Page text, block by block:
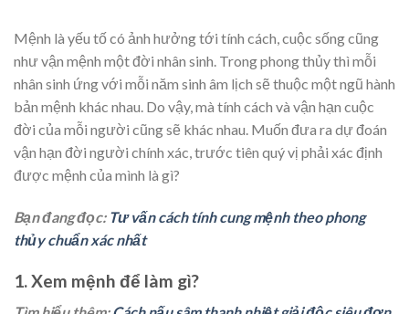
Mệnh là yếu tố có ảnh hưởng tới tính cách, cuộc sống cũng
như vận mệnh một đời nhân sinh. Trong phong thủy thì mỗi
nhân sinh ứng với mỗi năm sinh âm lịch sẽ thuộc một ngũ hành
bản mệnh khác nhau. Do vậy, mà tính cách và vận hạn cuộc
đời của mỗi người cũng sẽ khác nhau. Muốn đưa ra dự đoán
vận hạn đời người chính xác, trước tiên quý vị phải xác định
được mệnh của mình là gì?
Bạn đang đọc: Tư vấn cách tính cung mệnh theo phong
thủy chuẩn xác nhất
1. Xem mệnh để làm gì?